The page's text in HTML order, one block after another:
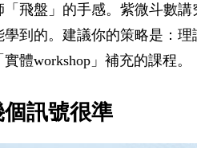
飛盤」的手感。紫微斗數講
到的。建議你的策略是：理
體workshop」補充的課程。
訊號很準